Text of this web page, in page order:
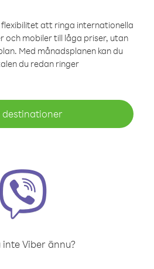
att ringa internationella
och mobiler till låga priser, utan
Med månadsplanen kan du
du redan ringer
destinationer
inte Viber ännu?